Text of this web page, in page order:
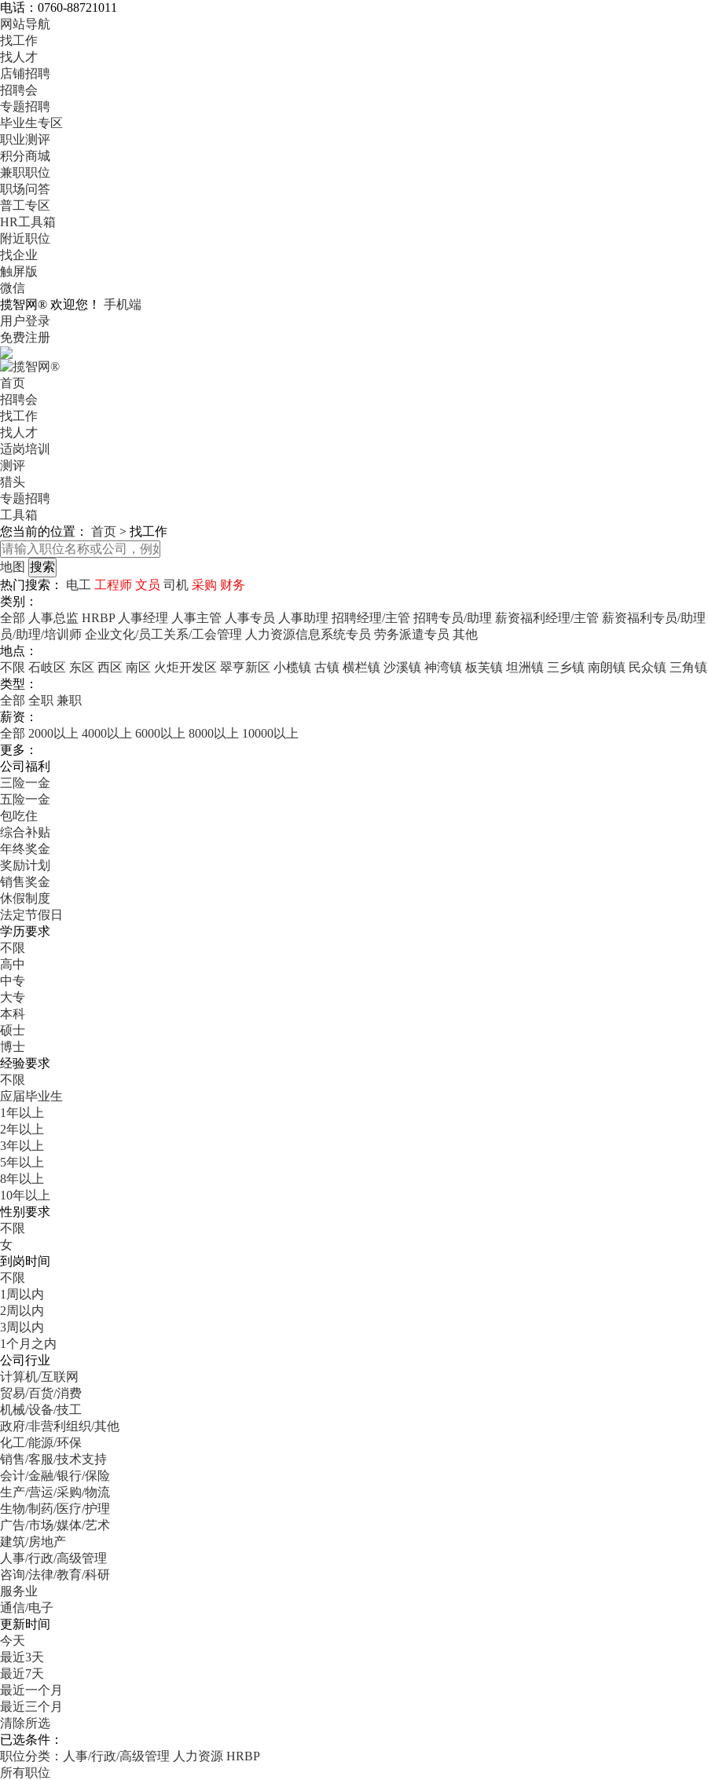
电话：0760-88721011
网站导航
找工作
找人才
店铺招聘
招聘会
专题招聘
毕业生专区
职业测评
积分商城
兼职职位
职场问答
普工专区
HR工具箱
附近职位
找企业
触屏版
微信
揽智网® 欢迎您！
手机端
用户登录
免费注册
首页
招聘会
找工作
找人才
适岗培训
测评
猎头
专题招聘
工具箱
您当前的位置： 首页 > 找工作
地图
热门搜索： 电工 工程师 文员 司机 采购 财务
类别：
全部 人事总监 HRBP 人事经理 人事主管 人事专员 人事助理 招聘经理/主管 招聘专员/助理 薪资福利经理/主管 薪资福利专员/助理
员/助理/培训师 企业文化/员工关系/工会管理 人力资源信息系统专员 劳务派遣专员 其他
地点：
不限 石岐区 东区 西区 南区 火炬开发区 翠亨新区 小榄镇 古镇 横栏镇 沙溪镇 神湾镇 板芙镇 坦洲镇 三乡镇 南朗镇 民众镇 三角镇
类型：
全部 全职 兼职
薪资：
全部 2000以上 4000以上 6000以上 8000以上 10000以上
更多：
公司福利
三险一金
五险一金
包吃住
综合补贴
年终奖金
奖励计划
销售奖金
休假制度
法定节假日
学历要求
不限
高中
中专
大专
本科
硕士
博士
经验要求
不限
应届毕业生
1年以上
2年以上
3年以上
5年以上
8年以上
10年以上
性别要求
不限
女
到岗时间
不限
1周以内
2周以内
3周以内
1个月之内
公司行业
计算机/互联网
贸易/百货/消费
机械/设备/技工
政府/非营利组织/其他
化工/能源/环保
销售/客服/技术支持
会计/金融/银行/保险
生产/营运/采购/物流
生物/制药/医疗/护理
广告/市场/媒体/艺术
建筑/房地产
人事/行政/高级管理
咨询/法律/教育/科研
服务业
通信/电子
更新时间
今天
最近3天
最近7天
最近一个月
最近三个月
清除所选
已选条件：
职位分类：人事/行政/高级管理 人力资源 HRBP
所有职位